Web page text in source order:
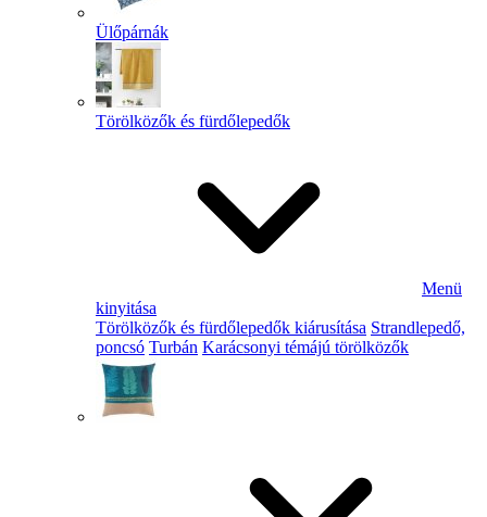
Ülőpárnák
Törölközők és fürdőlepedők
Menü
kinyitása
Törölközők és fürdőlepedők kiárusítása Strandlepedő,
poncsó Turbán Karácsonyi témájú törölközők